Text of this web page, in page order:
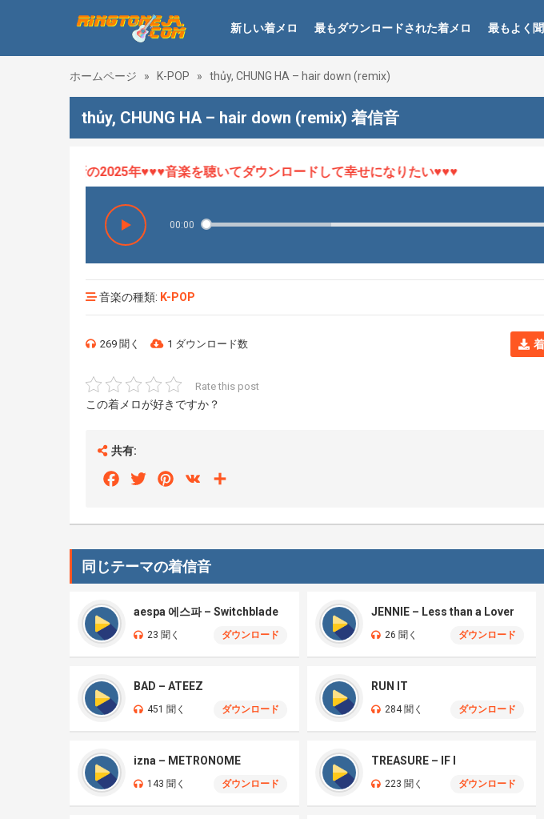
新しい着メロ 最もダウンロードされた着メロ 最もよく
ホームページ » K-POP » thủy, CHUNG HA – hair down (remix)
thủy, CHUNG HA – hair down (remix) 着信音
、最新の2025年♥♥♥音楽を聴いてダウンロードして幸せになりたい♥♥♥
00:00
音楽の種類: K-POP
269 聞く 1 ダウンロード数
Rate this post
この着メロが好きですか？
共有:
FacebookTwitterPinterest
VK
同じテーマの着信音
aespa 에스파 – Switchblade
23 聞く ダウンロード
JENNIE – Less than a Lover
26 聞く ダウンロード
BAD – ATEEZ
451 聞く ダウンロード
RUN IT
284 聞く ダウンロード
izna – METRONOME
143 聞く ダウンロード
TREASURE – IF I
223 聞く ダウンロード